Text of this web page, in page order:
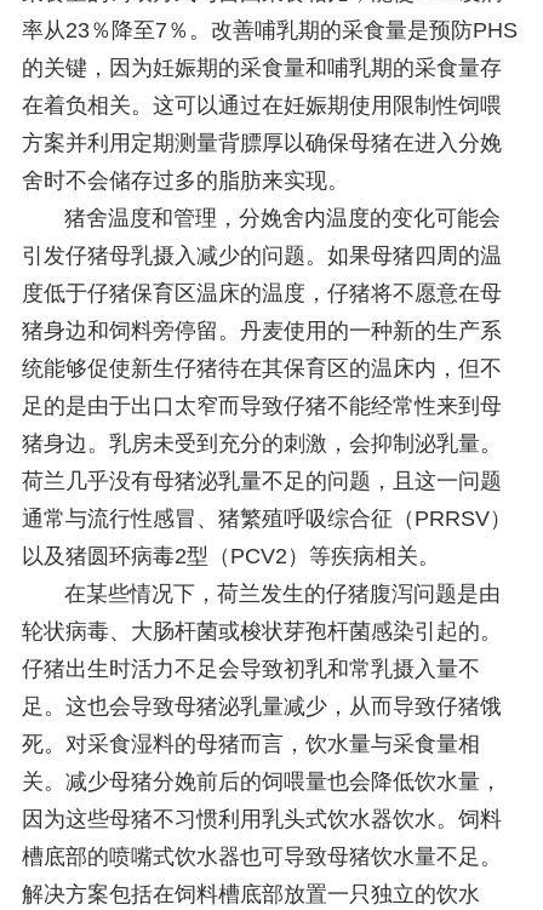
率从23％降至7％。改善哺乳期的采食量是预防PHS
的关键，因为妊娠期的采食量和哺乳期的采食量存
在着负相关。这可以通过在妊娠期使用限制性饲喂
方案并利用定期测量背膘厚以确保母猪在进入分娩
舍时不会储存过多的脂肪来实现。
猪舍温度和管理，分娩舍内温度的变化可能会
引发仔猪母乳摄入减少的问题。如果母猪四周的温
度低于仔猪保育区温床的温度，仔猪将不愿意在母
猪身边和饲料旁停留。丹麦使用的一种新的生产系
统能够促使新生仔猪待在其保育区的温床内，但不
足的是由于出口太窄而导致仔猪不能经常性来到母
猪身边。乳房未受到充分的刺激，会抑制泌乳量。
荷兰几乎没有母猪泌乳量不足的问题，且这一问题
通常与流行性感冒、猪繁殖呼吸综合征（PRRSV）
以及猪圆环病毒2型（PCV2）等疾病相关。
在某些情况下，荷兰发生的仔猪腹泻问题是由
轮状病毒、大肠杆菌或梭状芽孢杆菌感染引起的。
仔猪出生时活力不足会导致初乳和常乳摄入量不
足。这也会导致母猪泌乳量减少，从而导致仔猪饿
死。对采食湿料的母猪而言，饮水量与采食量相
关。减少母猪分娩前后的饲喂量也会降低饮水量，
因为这些母猪不习惯利用乳头式饮水器饮水。饲料
槽底部的喷嘴式饮水器也可导致母猪饮水量不足。
解决方案包括在饲料槽底部放置一只独立的饮水